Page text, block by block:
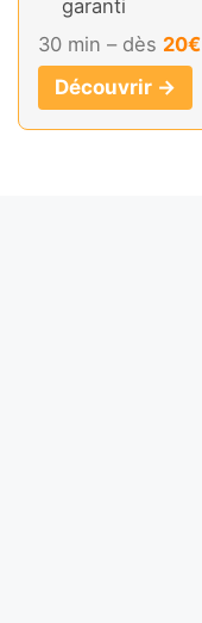
garanti
30 min – dès 20€
Découvrir →